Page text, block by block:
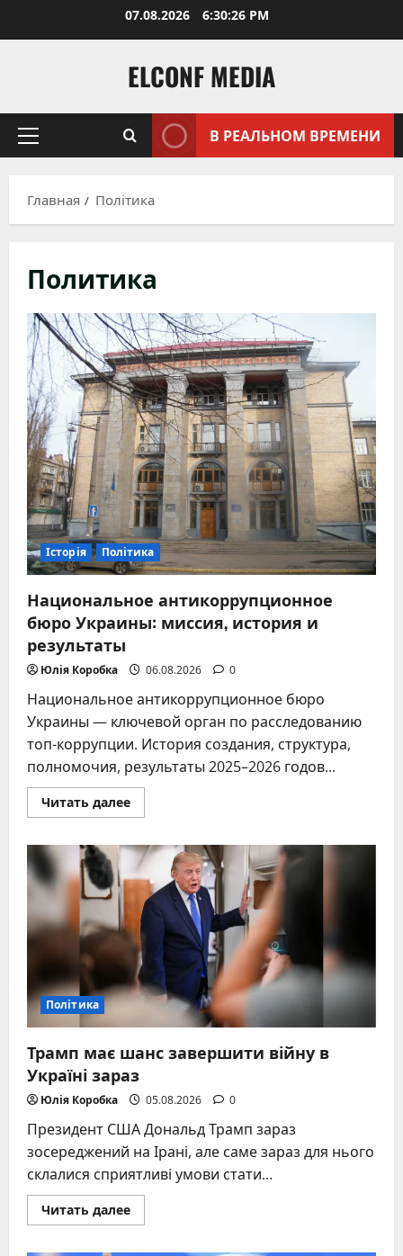
07.08.2026 6:30:27 PM
ELCONF MEDIA
Основное
В РЕАЛЬНОМ ВРЕМЕНИ
Главная Політика
Политика
Історія Політика
Национальное антикоррупционное
бюро Украины: миссия, история и
результаты
Юлія Коробка 06.08.2026 0
Национальное антикоррупционное бюро
Украины — ключевой орган по расследованию
топ-коррупции. История создания, структура,
полномочия, результаты 2025–2026 годов...
Читать далееПрочитать
больше
антикоррупционное
бюро
Украины:
миссия,
история
результаты
Політика
Трамп має шанс завершити війну в
Україні зараз
Юлія Коробка 05.08.2026 0
Президент США Дональд Трамп зараз
зосереджений на Ірані, але саме зараз для нього
склалися сприятливі умови стати...
Читать далееПрочитать
больше